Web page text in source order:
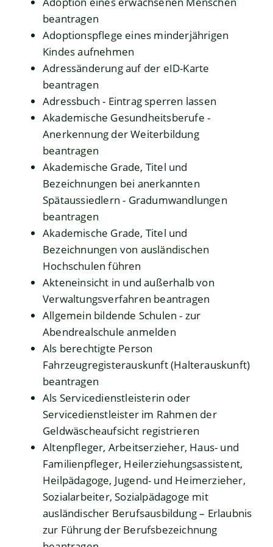
beantragen
Adoptionspflege eines minderjährigen
Kindes aufnehmen
Adressänderung auf der eID-Karte
beantragen
Adressbuch - Eintrag sperren lassen
Akademische Gesundheitsberufe -
Anerkennung der Weiterbildung
beantragen
Akademische Grade, Titel und
Bezeichnungen bei anerkannten
Spätaussiedlern - Gradumwandlungen
beantragen
Akademische Grade, Titel und
Bezeichnungen von ausländischen
Hochschulen führen
Akteneinsicht in und außerhalb von
Verwaltungsverfahren beantragen
Allgemein bildende Schulen - zur
Abendrealschule anmelden
Als berechtigte Person
Fahrzeugregisterauskunft (Halterauskunft)
beantragen
Als Servicedienstleisterin oder
Servicedienstleister im Rahmen der
Geldwäscheaufsicht registrieren
Altenpfleger, Arbeitserzieher, Haus- und
Familienpfleger, Heilerziehungsassistent,
Heilpädagoge, Jugend- und Heimerzieher,
Sozialarbeiter, Sozialpädagoge mit
ausländischer Berufsausbildung – Erlaubnis
zur Führung der Berufsbezeichnung